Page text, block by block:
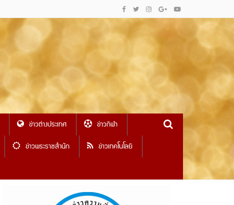
ข่าวต่างประเทศ
ข่าวกีฬา
ข่าวพระราชสำนัก
ข่าวเทคโนโลยี